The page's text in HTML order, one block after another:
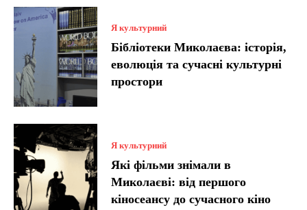
Я культурний
Бібліотеки Миколаєва: історія,
еволюція та сучасні культурні
простори
Я культурний
Які фільми знімали в
Миколаєві: від першого
кіносеансу до сучасного кіно